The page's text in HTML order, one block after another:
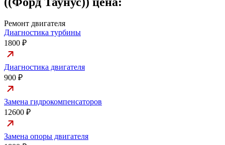
Ремонт двигателя
Диагностика турбины
1800 ₽
Диагностика двигателя
900 ₽
Замена гидрокомпенсаторов
12600 ₽
Замена опоры двигателя